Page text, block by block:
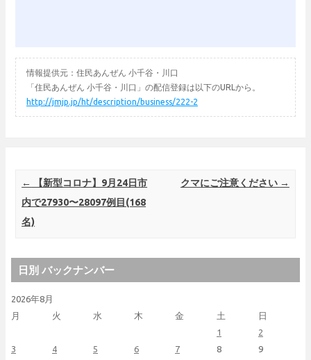
情報提供元：住民あんぜん 小千谷・川口
「住民あんぜん 小千谷・川口」の配信登録は以下のURLから。
http://jmjp.jp/ht/description/business/222-2
Post navigation
←
【新型コロナ】9月24日市
内で27930〜28097例目(168
名)
クマにご注意ください →
日別 バックナンバー
2026年8月
月
火 水 木 金 土 日
1
2
3
4 5 6 7 8
9